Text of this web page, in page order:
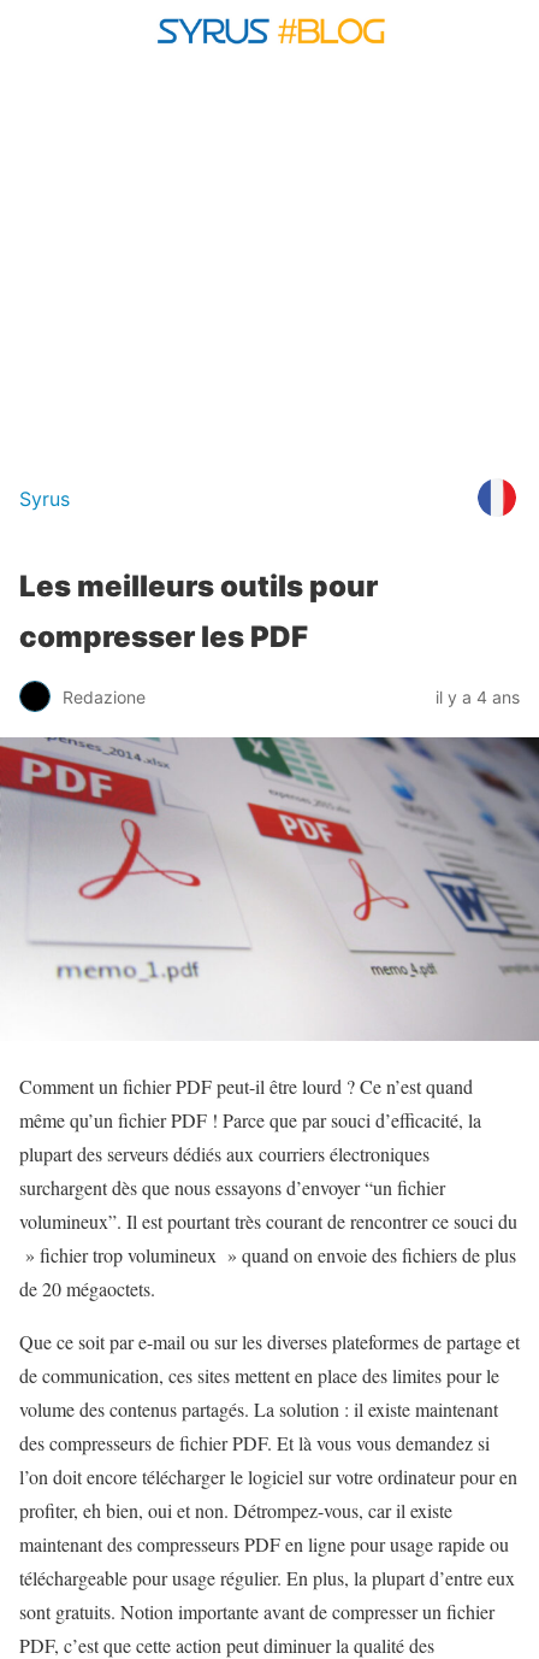
Syrus
Les meilleurs outils pour
compresser les PDF
Redazione il y a 4 ans
Comment un fichier PDF peut-il être lourd ? Ce n’est quand
même qu’un fichier PDF ! Parce que par souci d’efficacité, la
plupart des serveurs dédiés aux courriers électroniques
surchargent dès que nous essayons d’envoyer “un fichier
volumineux”. Il est pourtant très courant de rencontrer ce souci du
» fichier trop volumineux » quand on envoie des fichiers de plus
de 20 mégaoctets.
Que ce soit par e-mail ou sur les diverses plateformes de partage et
de communication, ces sites mettent en place des limites pour le
volume des contenus partagés. La solution : il existe maintenant
des compresseurs de fichier PDF. Et là vous vous demandez si
l’on doit encore télécharger le logiciel sur votre ordinateur pour en
profiter, eh bien, oui et non. Détrompez-vous, car il existe
maintenant des compresseurs PDF en ligne pour usage rapide ou
téléchargeable pour usage régulier. En plus, la plupart d’entre eux
sont gratuits. Notion importante avant de compresser un fichier
PDF, c’est que cette action peut diminuer la qualité des